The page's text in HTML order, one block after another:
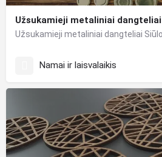
Užsukamieji metaliniai dangteliai
Namai ir laisvalaikis